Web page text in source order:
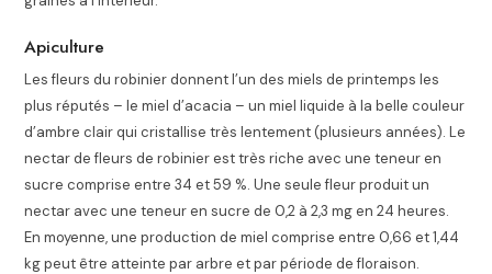
Apiculture
Les fleurs du robinier donnent l’un des miels de printemps les
plus réputés – le miel d’acacia – un miel liquide à la belle couleur
d’ambre clairqui cristallise très lentement (plusieurs années). Le
nectar de fleurs de robinier est très riche avec une teneur en
sucre comprise entre 34 et 59 %. Une seule fleur produit un
nectar avec une teneur en sucre de 0,2 à 2,3 mg en 24 heures.
En moyenne, une production de miel comprise entre 0,66 et 1,44
kg peut être atteinte par arbre et par période de floraison.